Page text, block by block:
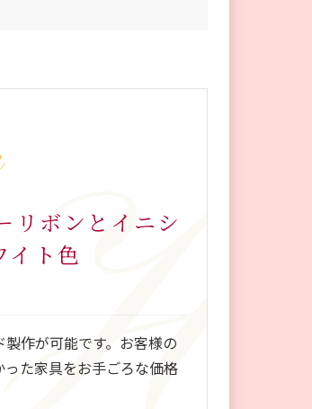
リボンとイニシ
イト色
作が可能です。お客様の
た家具をお手ごろな価格